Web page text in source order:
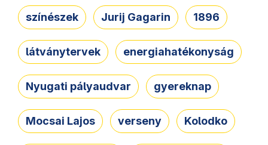
színészek Jurij Gagarin 1896
látványtervek energiahatékonyság
Nyugati pályaudvar gyereknap
Mocsai Lajos verseny Kolodko